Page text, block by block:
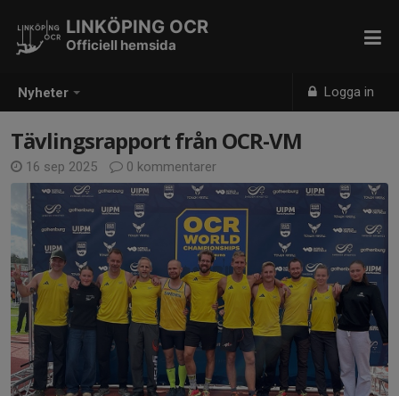
Nyheter Logga in
LINKÖPING OCR
Officiell hemsida
Tävlingsrapport från OCR-VM
16 sep 2025 0 kommentarer